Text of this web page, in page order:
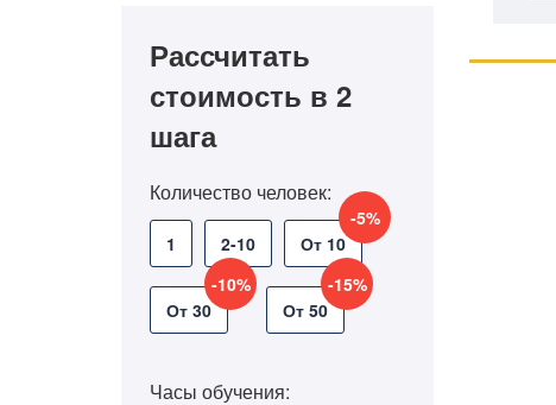
Рассчитать
стоимость в 2
шага
Количество человек:
1 2-10 От 10
-5%
От 30
-10%
От 50
-15%
Часы обучения: